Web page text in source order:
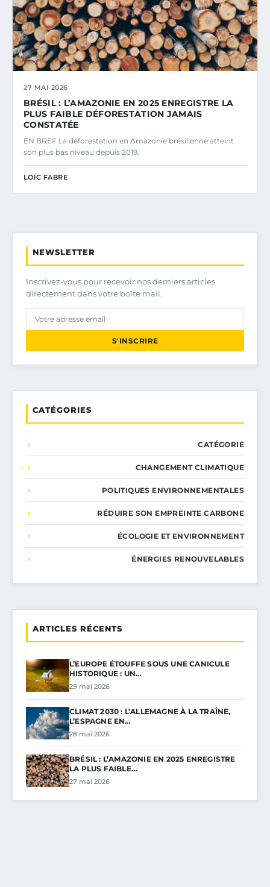
27 MAI 2026
BRÉSIL : L’AMAZONIE EN 2025 ENREGISTRE LA
PLUS FAIBLE DÉFORESTATION JAMAIS
CONSTATÉE
EN BREF La déforestation en Amazonie brésilienne atteint
son plus bas niveau depuis 2019.
LOÏC FABRE
NEWSLETTER
Inscrivez-vous pour recevoir nos derniers articles
directement dans votre boîte mail.
S'INSCRIRE
CATÉGORIES
CATÉGORIE
CHANGEMENT CLIMATIQUE
POLITIQUES ENVIRONNEMENTALES
RÉDUIRE SON EMPREINTE CARBONE
ÉCOLOGIE ET ENVIRONNEMENT
ÉNERGIES RENOUVELABLES
ARTICLES RÉCENTS
L’EUROPE ÉTOUFFE SOUS UNE CANICULE
HISTORIQUE : UN…
29 mai 2026
CLIMAT 2030 : L’ALLEMAGNE À LA TRAÎNE,
L’ESPAGNE EN…
28 mai 2026
BRÉSIL : L’AMAZONIE EN 2025 ENREGISTRE
LA PLUS FAIBLE…
27 mai 2026